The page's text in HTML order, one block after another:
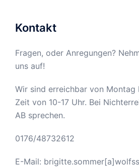
Kontakt
Fragen, oder Anregungen?
uns auf!
Wir sind erreichbar von Montag
Zeit von 10-17 Uhr. Bei
AB sprechen.
0176/48732612
E-Mail: